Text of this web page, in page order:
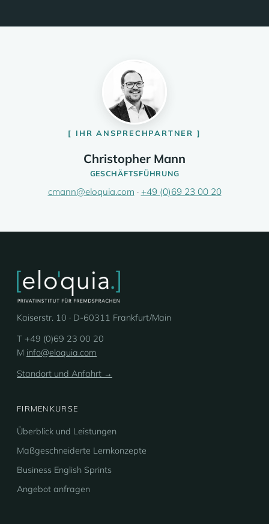
IHR ANSPRECHPARTNER
Christopher Mann
GESCHÄFTSFÜHRUNG
cmann@eloquia.com · +49 (0)69 23 00 20
Kaiserstr. 10 · D-60311 Frankfurt/Main
T +49 (0)69 23 00 20
M info@eloquia.com
Standort und Anfahrt →
FIRMENKURSE
Überblick und Leistungen
Maßgeschneiderte Lernkonzepte
Business English Sprints
Angebot anfragen